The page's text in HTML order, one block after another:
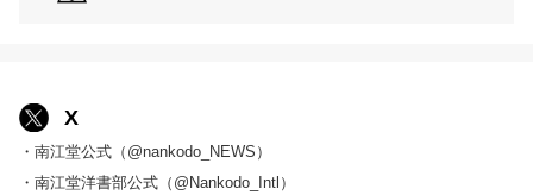
X
・南江堂公式（@nankodo_NEWS）
・南江堂洋書部公式（@Nankodo_Intl）